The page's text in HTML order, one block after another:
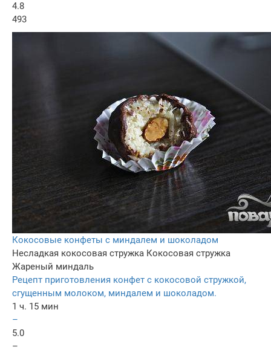
4.8
493
Кокосовые конфеты с миндалем и шоколадом
Несладкая кокосовая стружка Кокосовая стружка
Жареный миндаль
Рецепт приготовления конфет с кокосовой стружкой,
сгущенным молоком, миндалем и шоколадом.
1 ч. 15 мин
–
5.0
–